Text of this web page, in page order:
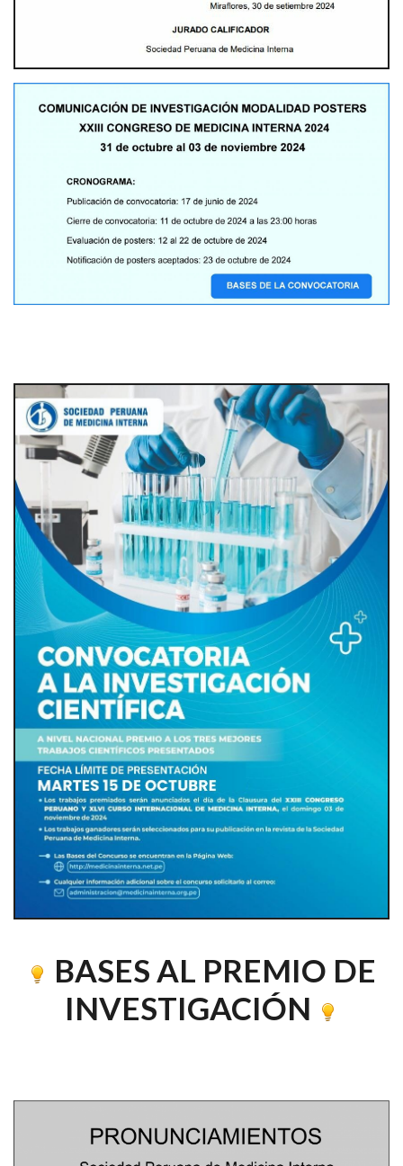
BASES AL PREMIO DE
INVESTIGACIÓN